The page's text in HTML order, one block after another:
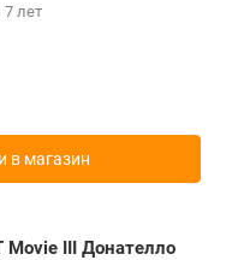
лет
в магазин
Movie III Донателло